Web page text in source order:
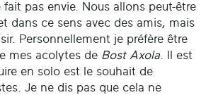
fait pas envie. Nous allons peut-être
dans ce sens avec des amis, mais
Personnellement je préfère être
mes acolytes de Bost Axola . Il est
en solo est le souhait de
Je ne dis pas que cela ne